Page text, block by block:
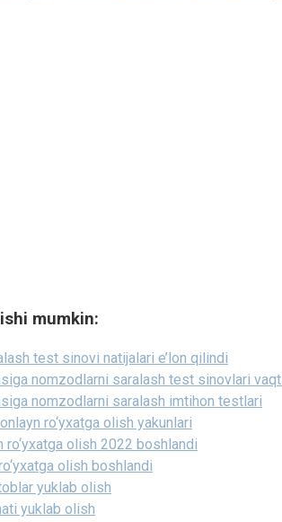
mumkin:
test sinovi natijalari e’lon qilindi
nomzodlarni saralash test sinovlari
nomzodlarni saralash imtihon testlari
ro‘yxatga olish yakunlari
ro‘yxatga olish 2022 boshlandi
olish boshlandi
yuklab olish
yuklab olish